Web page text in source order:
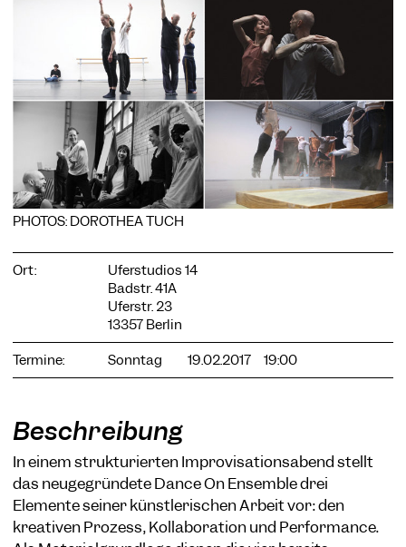
PHOTOS: DOROTHEA TUCH
Ort:
Uferstudios 14
Badstr. 41A
Uferstr. 23
13357 Berlin
Termine:
Sonntag 19.02.2017 19:00
Beschreibung
In einem strukturierten Improvisationsabend stellt
das neugegründete Dance On Ensemble drei
Elemente seiner künstlerischen Arbeit vor: den
kreativen Prozess, Kollaboration und Performance.
Wir verwenden Cookies und Inhalte externer Anbieter auf
unserer Website. Notwendige Cookies sind essenziell, damit
Sie die Website nutzen können. Andere Cookies helfen uns,
die Website weiterzuentwickeln. Sie können Ihre Einwilligung
jederzeit widerrufen. Bitte besuchen Sie unsere
können Sie auswählen, welche Technologien Sie zulassen
möchten.
Externe Medien
Nur notwendige Alle akzeptieren Speichern